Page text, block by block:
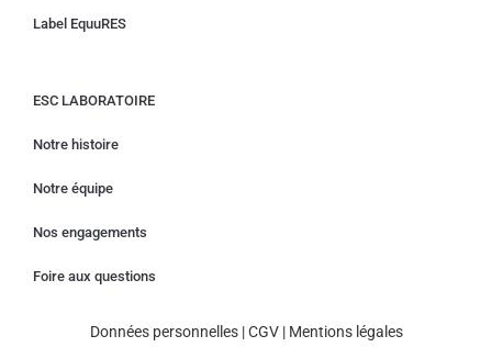
Label EquuRES
ESC LABORATOIRE
Notre histoire
Notre équipe
Nos engagements
Foire aux questions
Données personnelles|CGV| Mentions légales